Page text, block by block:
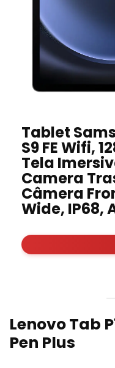
Tablet
S9 FE Wifi,
Tela
Camera
Câmera
Wide, IP68,
Lenovo Tab
Pen Plus